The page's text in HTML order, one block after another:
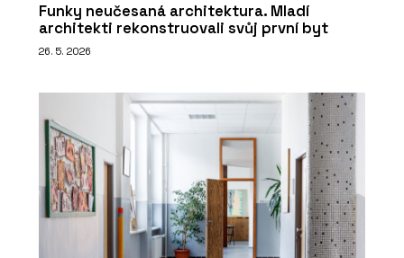
Funky neučesaná architektura. Mladí
architekti rekonstruovali svůj první byt
26. 5. 2026